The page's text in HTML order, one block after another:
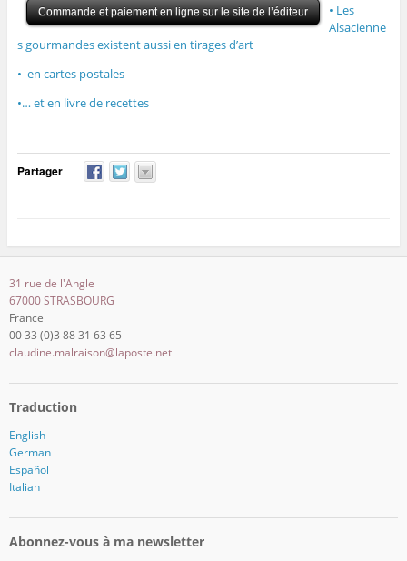
Commande et paiement en ligne sur le site de l’éditeur
• Les
Alsacienne
s gourmandes existent aussi en tirages d’art
• en cartes postales
•… et en livre de recettes
Partager
31 rue de l'Angle
67000 STRASBOURG
France
00 33 (0)3 88 31 63 65
claudine.malraison@laposte.net
Traduction
English
German
Español
Italian
Abonnez-vous à ma newsletter